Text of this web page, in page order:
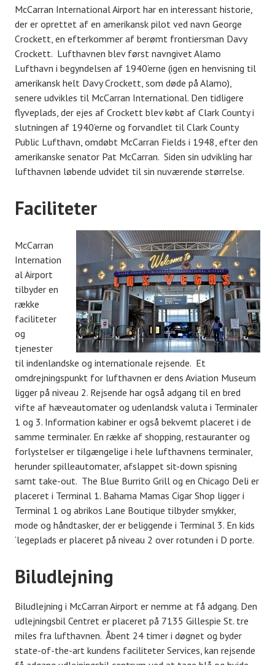
McCarran International Airport har en interessant historie,
der er oprettet af en amerikansk pilot ved navn George
Crockett, en efterkommer af berømt frontiersman Davy
Crockett. Lufthavnen blev først navngivet Alamo
Lufthavn i begyndelsen af ​​1940’erne (igen en henvisning til
amerikansk helt Davy Crockett, som døde på Alamo),
senere udvikles til McCarran International. Den tidligere
flyveplads, der ejes af Crockett blev købt af Clark County i
slutningen af ​​1940’erne og forvandlet til Clark County
Public Lufthavn, omdøbt McCarran Fields i 1948, efter den
amerikanske senator Pat McCarran. Siden sin udvikling har
lufthavnen løbende udvidet til sin nuværende størrelse.
Faciliteter
McCarran
Internation
al Airport
tilbyder en
række
faciliteter
og
tjenester
til indenlandske og internationale rejsende. Et
omdrejningspunkt for lufthavnen er dens Aviation Museum
ligger på niveau 2. Rejsende har også adgang til en bred
vifte af hæveautomater og udenlandsk valuta i Terminaler
1 og 3. Information kabiner er også bekvemt placeret i de
samme terminaler. En række af shopping, restauranter og
forlystelser er tilgængelige i hele lufthavnens terminaler,
herunder spilleautomater, afslappet sit-down spisning
samt take-out. The Blue Burrito Grill og en Chicago Deli er
placeret i Terminal 1. Bahama Mamas Cigar Shop ligger i
Terminal 1 og abrikos Lane Boutique tilbyder smykker,
mode og håndtasker, der er beliggende i Terminal 3. En kids
‘legeplads er placeret på niveau 2 over rotunden i D porte.
Biludlejning
Biludlejning i McCarran Airport er nemme at få adgang. Den
udlejningsbil Centret er placeret på 7135 Gillespie St. tre
miles fra lufthavnen. Åbent 24 timer i døgnet og byder
state-of-the-art kundens faciliteter Services, kan rejsende